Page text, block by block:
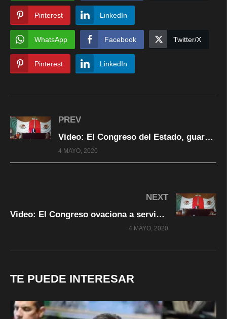
Pinterest LinkedIn
WhatsApp Facebook Twitter/X
Pinterest LinkedIn
PREV
Video: El Congreso del Estado, guarda minuto de silencio por victimas del coronavirus
4 MAYO, 2020
NEXT
Video: El Congreso ovaciona a servidores públicos que combaten al coronavirus
4 MAYO, 2020
TE PUEDE INTERESAR